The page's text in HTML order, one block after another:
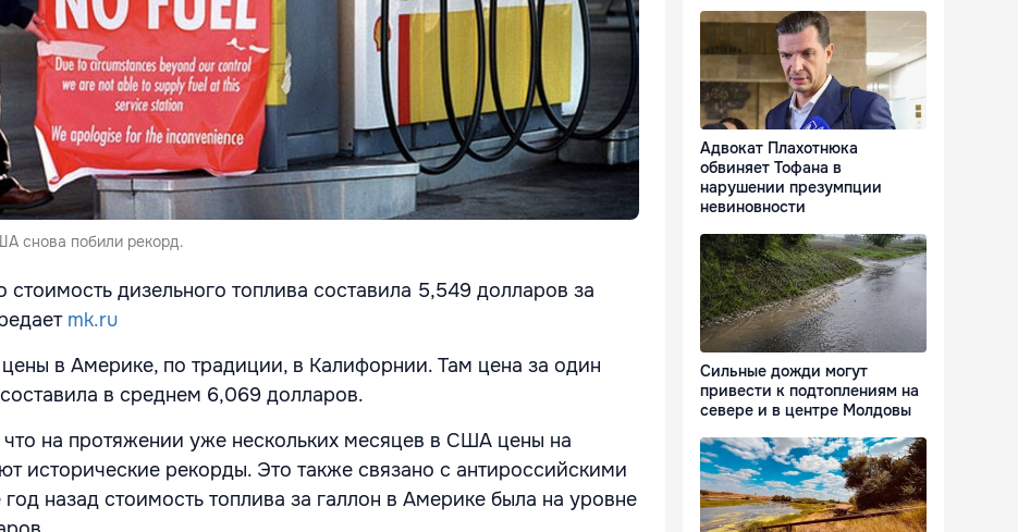
снова побили рекорд.
стоимость дизельного топлива составила 5,549 долларов за
mk.ru
в Америке, по традиции, в Калифорнии. Там цена за один
в среднем 6,069 долларов.
что на протяжении уже нескольких месяцев в США цены на
исторические рекорды. Это также связано с антироссийскими
назад стоимость топлива за галлон в Америке была на уровне
Адвокат Плахотнюка
обвиняет Тофана в
нарушении презумпции
невиновности
Сильные дожди могут
привести к подтоплениям на
севере и в центре Молдовы